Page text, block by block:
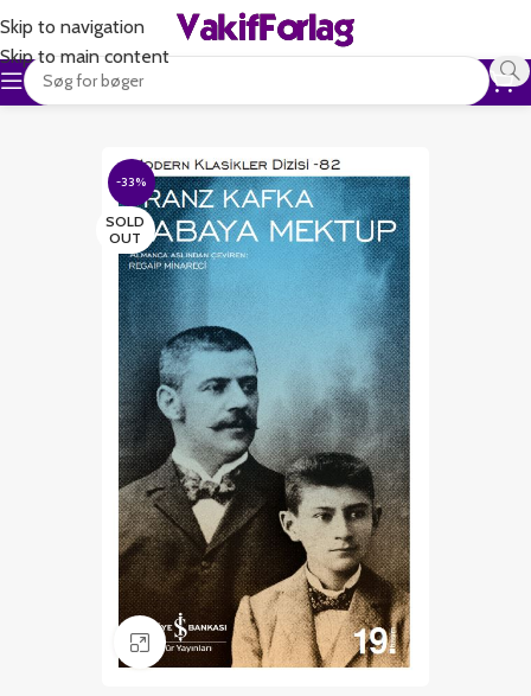
Skip to navigation
Skip to main content
-33%
SOLD
OUT
Klik for at forstørre